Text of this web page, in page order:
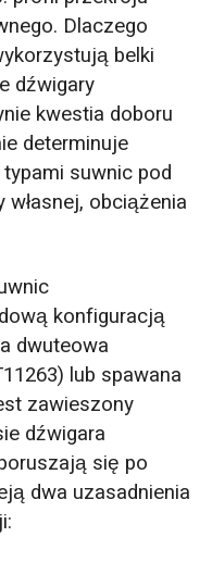
Dlaczego
belki
dźwigary
kwestia doboru
determinuje
suwnic pod
obciążenia
konfiguracją
dwuteowa
lub spawana
zawieszony
dźwigara
się po
dwa uzasadnienia